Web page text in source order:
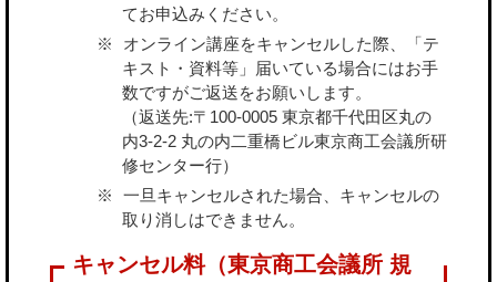
てお申込みください。
オンライン講座をキャンセルした際、「テ
キスト・資料等」届いている場合にはお手
数ですがご返送をお願いします。
（返送先:〒100-0005 東京都千代田区丸の
内3-2-2 丸の内二重橋ビル東京商工会議所研
修センター行）
一旦キャンセルされた場合、キャンセルの
取り消しはできません。